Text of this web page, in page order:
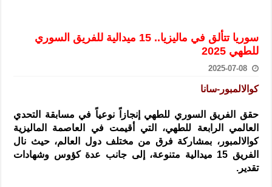
سوريا تبحث مع الإيسيسكو التعاون في البحث العلمي وحماية التراث
سوريا تتألق في ماليزيا.. 15 ميدالية للفريق السوري
للطهي 2025
2025-07-08
كوالالمبور-سانا
حقق الفريق السوري للطهي إنجازاً نوعياً في مسابقة التحدي
العالمي الرابعة للطهي، التي أقيمت في العاصمة الماليزية
كوالالمبور، بمشاركة فرق من مختلف دول العالم، حيث نال
الفريق 15 ميدالية متنوعة، إلى جانب عدة كؤوس وشهادات
تقدير.